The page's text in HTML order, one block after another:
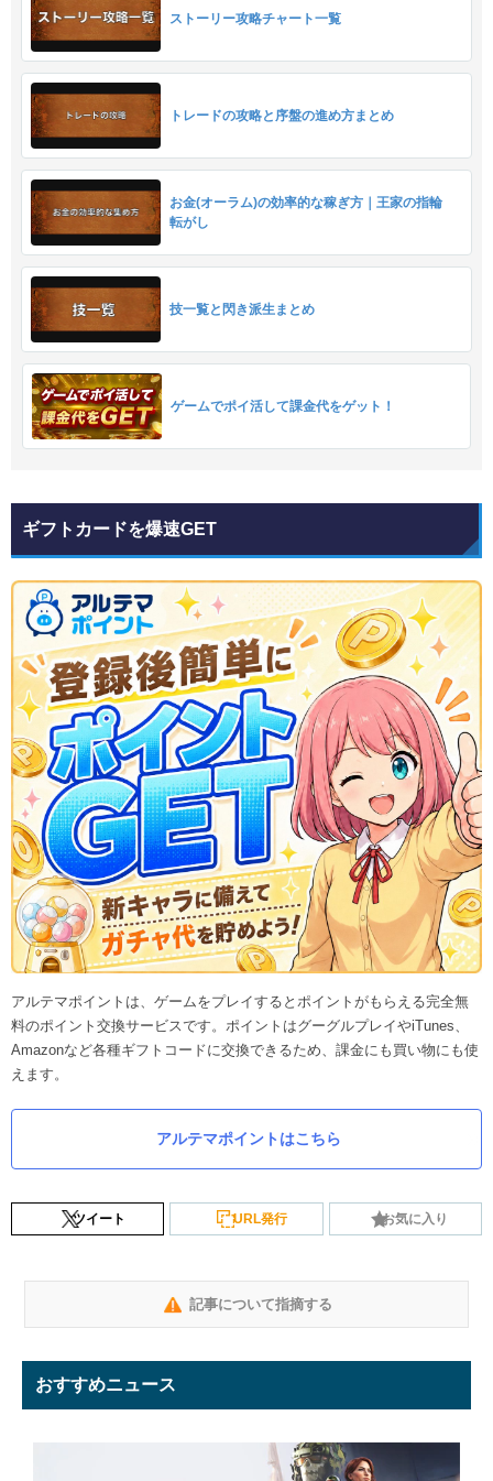
ストーリー攻略チャート一覧
トレードの攻略と序盤の進め方まとめ
お金(オーラム)の効率的な稼ぎ方｜王家の指輪
転がし
技一覧と閃き派生まとめ
ゲームでポイ活して課金代をゲット！
ギフトカードを爆速GET
アルテマポイントは、ゲームをプレイするとポイントがもらえる完全無
料のポイント交換サービスです。ポイントはグーグルプレイやiTunes、
Amazonなど各種ギフトコードに交換できるため、課金にも買い物にも使
えます。
アルテマポイントはこちら
ツイート URL発行 お気に入り
記事について指摘する
おすすめニュース